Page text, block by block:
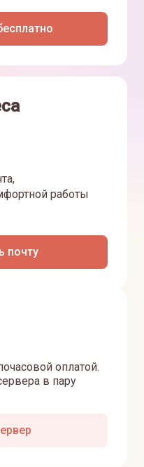
работы
почту
оплатой.
в пару